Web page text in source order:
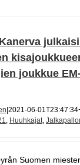
joukkue
2021-06-
, Huuhkajat,
Suomen